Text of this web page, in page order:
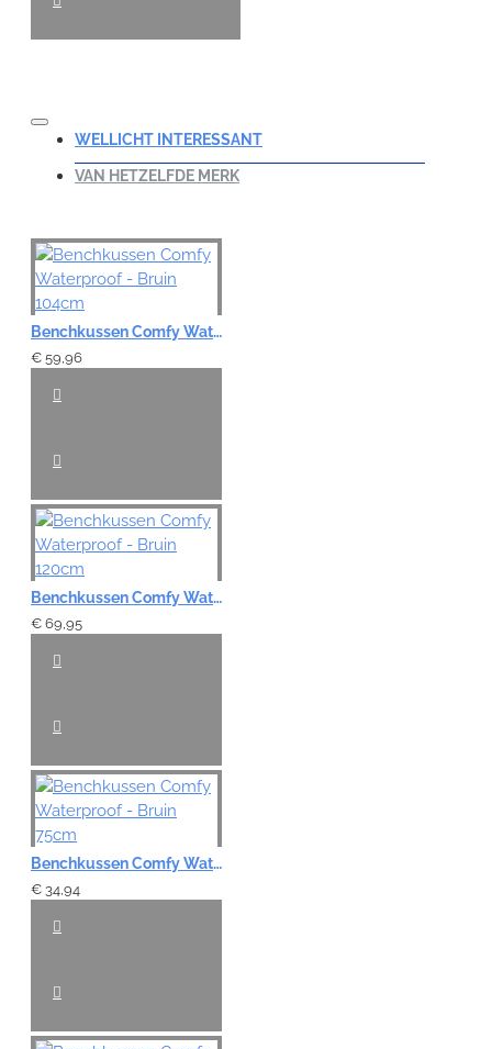
WELLICHT INTERESSANT
VAN HETZELFDE MERK
Benchkussen Comfy Waterproof - Bruin 104cm
€ 59,96
Benchkussen Comfy Waterproof - Bruin 120cm
€ 69,95
Benchkussen Comfy Waterproof - Bruin 75cm
€ 34,94